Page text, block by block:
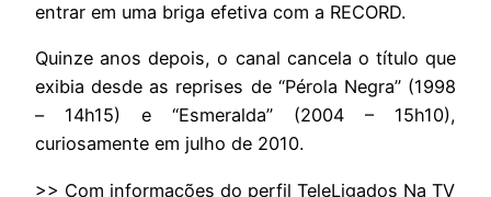
entrar em uma briga efetiva com a RECORD.
Quinze anos depois, o canal cancela o título que
exibia desde as reprises de “Pérola Negra” (1998
– 14h15) e “Esmeralda” (2004 – 15h10),
curiosamente em julho de 2010.
>> Com informações do perfil TeleLigados Na TV